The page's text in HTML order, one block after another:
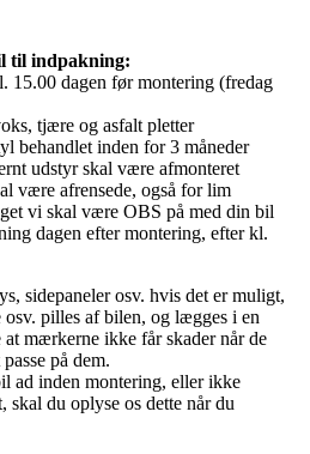
til indpakning:
15.00 dagen før montering (fredag
tjære og asfalt pletter
inden for 3 måneder
udstyr skal være afmonteret
være afrensede, også for lim
vi skal være OBS på med din bil
dagen efter montering, efter kl.
sidepaneler osv. hvis det er muligt,
pilles af bilen, og lægges i en
mærkerne ikke får skader når de
på dem.
ad inden montering, eller ikke
skal du oplyse os dette når du